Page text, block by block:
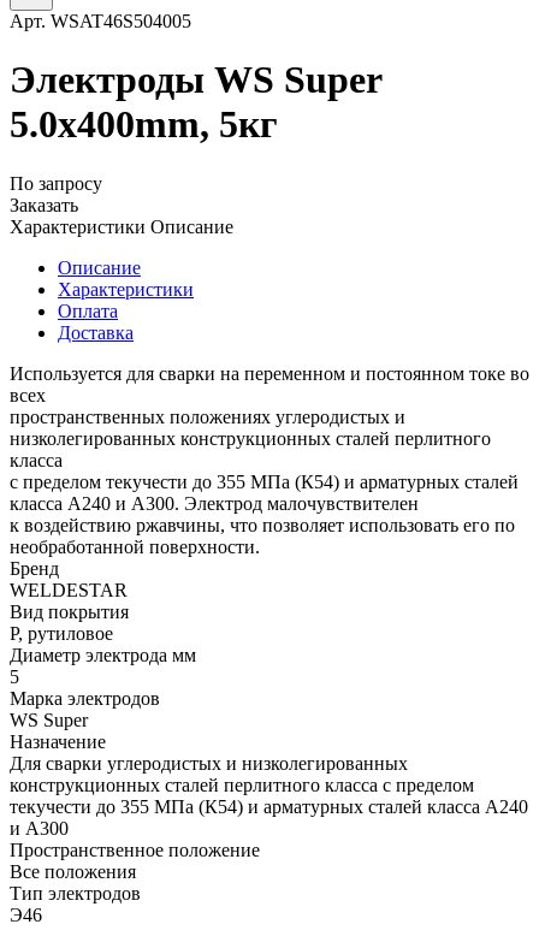
Арт. WSAT46S504005
Электроды WS Super
5.0х400mm, 5кг
По запросу
Заказать
Характеристики Описание
Описание
Характеристики
Оплата
Доставка
Используется для cварки на переменном и постоянном токе во
всех
пространственных положениях углеродистых и
низколегированных конструкционных сталей перлитного
класса
с пределом текучести до 355 МПа (К54) и арматурных сталей
класса А240 и А300. Электрод малочувствителен
к воздействию ржавчины, что позволяет использовать его по
необработанной поверхности.
Бренд
WELDESTAR
Вид покрытия
Р, рутиловое
Диаметр электрода мм
5
Марка электродов
WS Super
Назначение
Для сварки углеродистых и низколегированных
конструкционных сталей перлитного класса с пределом
текучести до 355 МПа (К54) и арматурных сталей класса А240
и А300
Пространственное положение
Все положения
Тип электродов
Э46